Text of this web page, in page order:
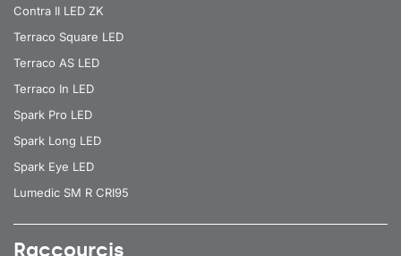
Contra II LED ZK
Terraco Square LED
Terraco AS LED
Terraco In LED
Spark Pro LED
Spark Long LED
Spark Eye LED
Lumedic SM R CRI95
Raccourcis